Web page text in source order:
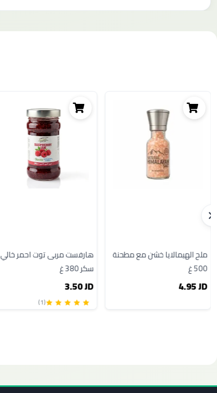
ملح الهيمالايا خشن مع مطحنة
500 غ
4.95 JD
هارفست مربى توت احمر خالي
سكر 380 غ
3.50 JD
(1)